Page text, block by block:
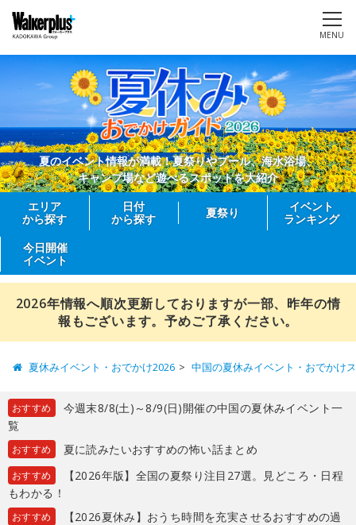
MENU
夏のイベント情報が満載！夏祭りやプール、海水浴場、
キャンプ場など遊べるスポットを大紹介
エリア
から探す
日付
から探す
夏祭り
イベント
ランキング
今日開催
イベント
2026年情報へ順次更新しておりますが一部、昨年の情
報もございます。予めご了承ください。
夏休みイベント・おでかけ2026 中国の夏休みイベント・おでかけ
おすすめ
今週末8/8(土)～8/9(日)開催の中国の夏休みイベント一
覧
おすすめ 夏に読みたいおすすめの怖い話まとめ
おすすめ
【2026年版】全国の夏祭り注目27選。見どころ・日程
もわかる！
おすすめ
【2026夏休み】おうち時間を充実させるおすすめの過